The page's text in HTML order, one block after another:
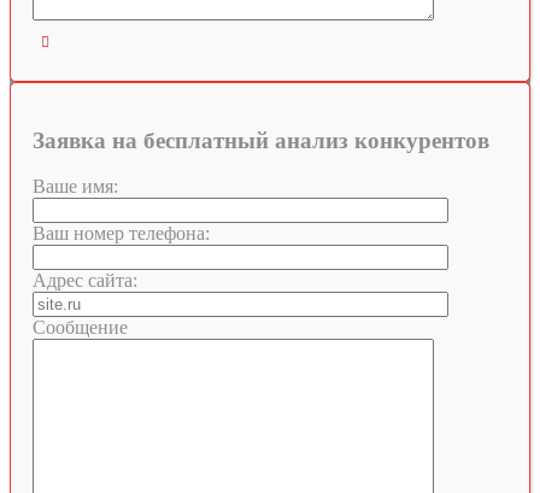

Заявка на бесплатный анализ конкурентов
Ваше имя:
Ваш номер телефона:
Адрес сайта:
Сообщение